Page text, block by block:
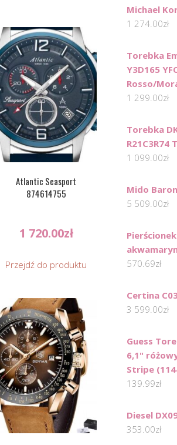
Atlantic Seasport
874614755
1 720.00zł
Przejdź do produktu
Michael
1 274.00zł
Torebka
Y3D165
Rosso/
1 299.00zł
Torebka
R21C3R74
1 099.00zł
Mido
5 509.00zł
570.69zł
Certina
3 599.00zł
Guess
6,1"
Stripe
139.99zł
Diesel
353.00zł